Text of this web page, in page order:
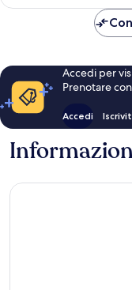
Accedi per
Prenotare
Accedi